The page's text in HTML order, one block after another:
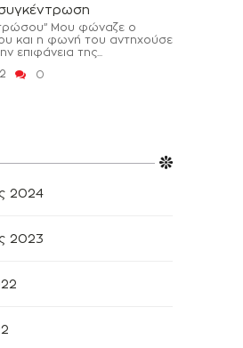
Μου φώναζε ο
και η φωνή του αντηχούσε
επιφάνεια της...
0
2024
2023